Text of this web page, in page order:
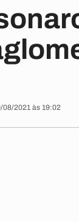
08/2021 às 19:02